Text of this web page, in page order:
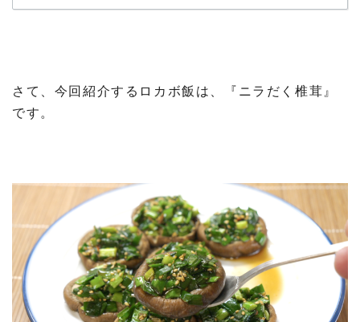
さて、今回紹介するロカボ飯は、『ニラだく椎茸』
です。